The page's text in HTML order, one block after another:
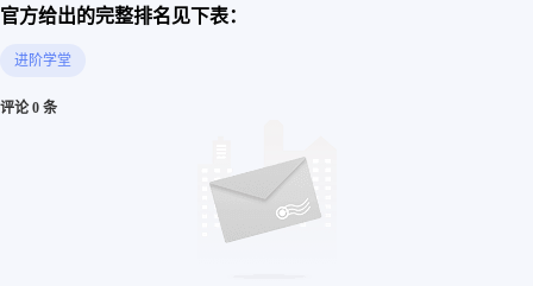
官方给出的完整排名见下表：
进阶学堂
评论 0 条